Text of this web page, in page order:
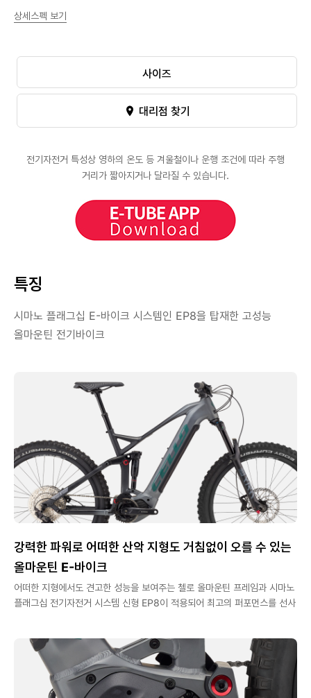
상세스펙 보기
사이즈
대리점 찾기
전기자전거 특성상 영하의 온도 등 겨울철이나 운행 조건에 따라 주행
거리가 짧아지거나 달라질 수 있습니다.
특징
시마노 플래그십 E-바이크 시스템인 EP8을 탑재한 고성능
올마운틴 전기바이크
강력한 파워로 어떠한 산악 지형도 거침없이 오를 수 있는
올마운틴 E-바이크
어떠한 지형에서도 견고한 성능을 보여주는 첼로 올마운틴 프레임과 시마노
플래그십 전기자전거 시스템 신형 EP8이 적용되어 최고의 퍼포먼스를 선사